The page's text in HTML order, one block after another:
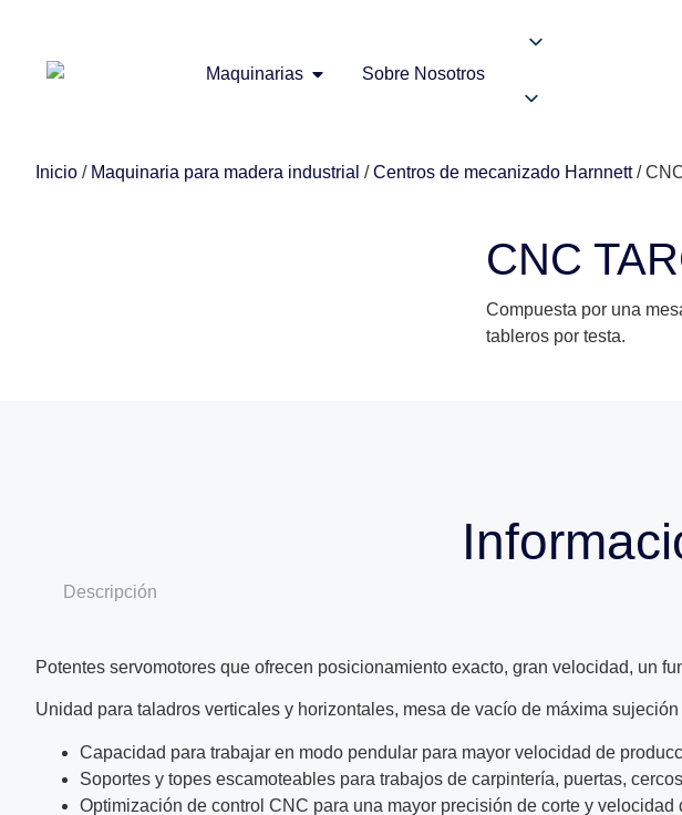
Maquinarias Sobre Nosotros
Inicio / Maquinaria para madera industrial /Centros de mecanizado Harnnett/
CNC
Compuesta por una
tableros por testa.
Descripción
Potentes servomotores que ofrecen posicionamiento exacto, gran velocidad, un
Unidad para taladros verticales y horizontales, mesa de vacío de máxima
Capacidad para trabajar en modo pendular para mayor velocidad de
Soportes y topes escamoteables para trabajos de carpintería, puertas,
Optimización de control CNC para una mayor precisión de corte y velocidad